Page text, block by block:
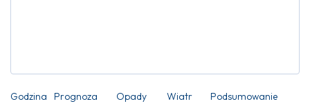
Godzina Prognoza Opady Wiatr Podsumowanie